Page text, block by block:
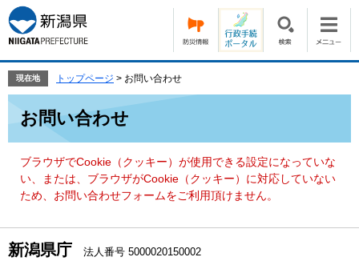
ー
ジ
の
頭
す。
ニ
ュ
ー
飛
て
現在地 トップページ > お問い合わせ
お問い合わせ
ブラウザでCookie（クッキー）が使用できる設定になっていな
い、または、ブラウザがCookie（クッキー）に対応していない
ため、お問い合わせフォームをご利用頂けません。
新潟県庁 法人番号 5000020150002